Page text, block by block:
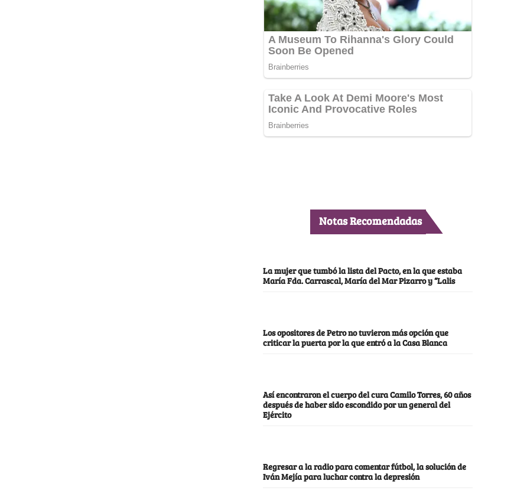
Notas Recomendadas
La mujer que tumbó la lista del Pacto, en la que estaba
María Fda. Carrascal, María del Mar Pizarro y “Lalis
Los opositores de Petro no tuvieron más opción que
criticar la puerta por la que entró a la Casa Blanca
Así encontraron el cuerpo del cura Camilo Torres, 60 años
después de haber sido escondido por un general del
Ejército
Regresar a la radio para comentar fútbol, la solución de
Iván Mejía para luchar contra la depresión